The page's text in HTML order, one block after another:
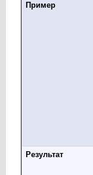
Пример
Результат